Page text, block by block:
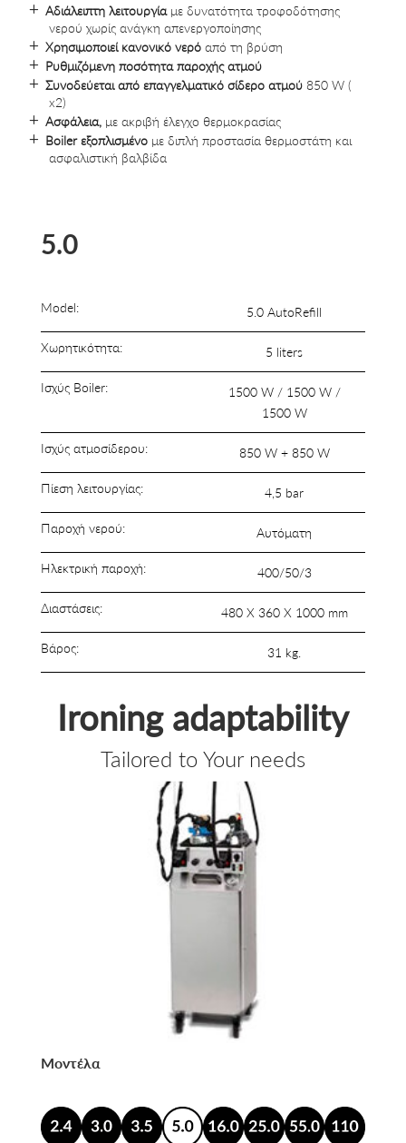
Αδιάλειπτη λειτουργίαμε δυνατότητα τροφοδότησης
νερού χωρίς ανάγκη απενεργοποίησης
Χρησιμοποιεί κανονικό νερό από τη βρύση
Ρυθμιζόμενη ποσότητα παροχής ατμού
Συνοδεύεται από επαγγελματικό σίδερο ατμού 850 W (
x2)
Ασφάλεια, με ακριβή έλεγχο θερμοκρασίας
Boiler εξοπλισμένο με διπλή προστασία θερμοστάτη και
ασφαλιστική βαλβίδα
5.0
Model:
Χωρητικότητα:
Ισχύς Boiler:
Ισχύς ατμοσίδερου:
Πίεση λειτουργίας:
Παροχή νερού:
Ηλεκτρική παροχή:
Διαστάσεις:
Βάρος:
5.0 AutoRefill
5 liters
1500 W / 1500 W /
1500 W
850 W + 850 W
4,5 bar
Aυτόματη
400/50/3
480 X 360 X 1000 mm
31 kg.
Ironing adaptability
Tailored to Your needs
Μοντέλα